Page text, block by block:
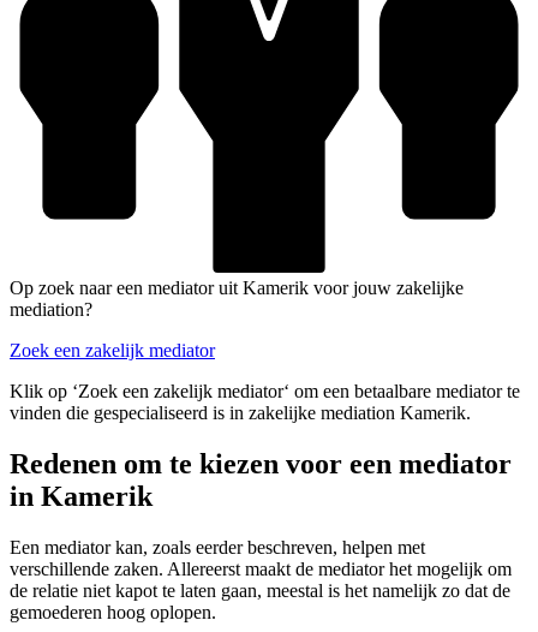
Op zoek naar een mediator uit Kamerik voor jouw zakelijke
mediation?
Zoek een zakelijk mediator
Klik op ‘Zoek een zakelijk mediator‘ om een betaalbare mediator te
vinden die gespecialiseerd is in zakelijke mediation Kamerik.
Redenen om te kiezen voor een mediator
in Kamerik
Een mediator kan, zoals eerder beschreven, helpen met
verschillende zaken. Allereerst maakt de mediator het mogelijk om
de relatie niet kapot te laten gaan, meestal is het namelijk zo dat de
gemoederen hoog oplopen.